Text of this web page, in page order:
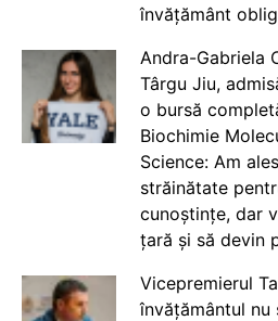
învățământ
Andra-Gabriela
Târgu Jiu,
o bursă
Biochimie
Science: Am
străinătate
cunoștințe, dar
țară și să devin
Vicepremierul
învățământul nu